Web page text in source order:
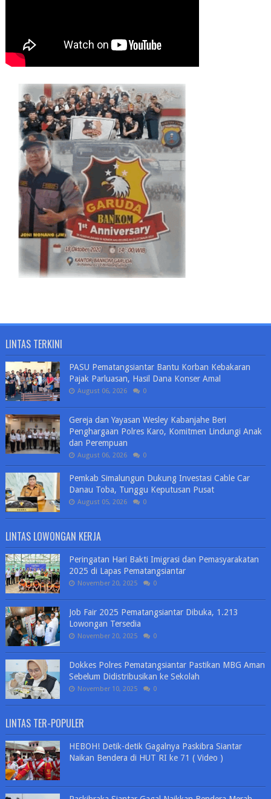
LINTAS TERKINI
PASU Pematangsiantar Bantu Korban Kebakaran
Pajak Parluasan, Hasil Dana Konser Amal
August 06, 2026 0
Gereja dan Yayasan Wesley Kabanjahe Beri
Penghargaan Polres Karo, Komitmen Lindungi Anak
dan Perempuan
August 06, 2026 0
Pemkab Simalungun Dukung Investasi Cable Car
Danau Toba, Tunggu Keputusan Pusat
August 05, 2026 0
LINTAS LOWONGAN KERJA
Peringatan Hari Bakti Imigrasi dan Pemasyarakatan
2025 di Lapas Pematangsiantar
November 20, 2025 0
Job Fair 2025 Pematangsiantar Dibuka, 1.213
Lowongan Tersedia
November 20, 2025 0
Dokkes Polres Pematangsiantar Pastikan MBG Aman
Sebelum Didistribusikan ke Sekolah
November 10, 2025 0
LINTAS TER-POPULER
HEBOH! Detik-detik Gagalnya Paskibra Siantar
Naikan Bendera di HUT RI ke 71 ( Video )